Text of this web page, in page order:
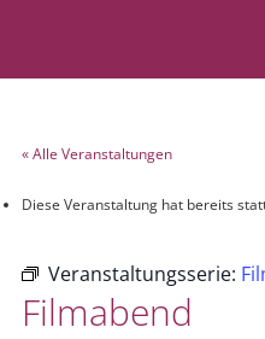
« Alle Veranstaltungen
Diese Veranstaltung hat bereits
Veranstaltungsserie:
Filmabend